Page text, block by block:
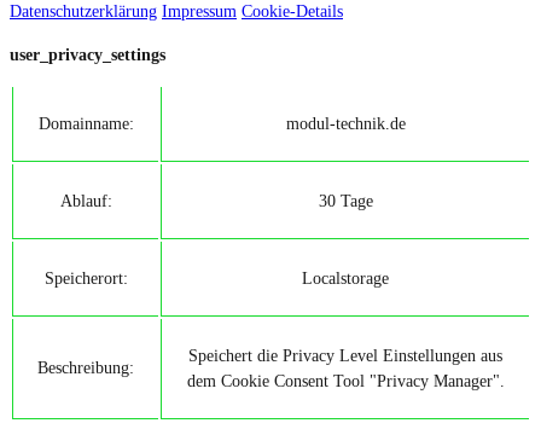
Datenschutzerklärung Impressum Cookie-Details
user_privacy_settings
Domainname: modul-technik.de
Ablauf: 30 Tage
Speicherort: Localstorage
Beschreibung:
Speichert die Privacy Level Einstellungen aus
dem Cookie Consent Tool "Privacy Manager".